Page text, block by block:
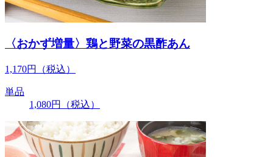
〈おかず増量〉鶏と野菜の黒酢あん
1,170円 （税込）
単品
1,080円 （税込）